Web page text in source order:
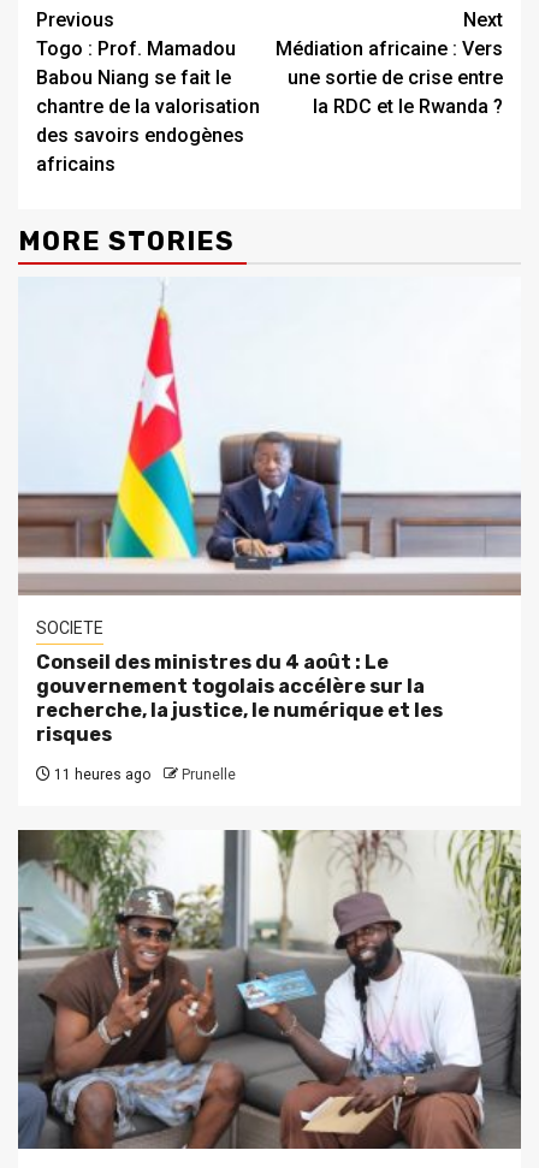
Continue
Reading
Previous
Togo : Prof. Mamadou
Babou Niang se fait le
chantre de la valorisation
des savoirs endogènes
africains
Next
Médiation africaine : Vers
une sortie de crise entre
la RDC et le Rwanda ?
MORE STORIES
SOCIETE
Conseil des ministres du 4 août : Le
gouvernement togolais accélère sur la
recherche, la justice, le numérique et les
risques
11 heures ago Prunelle